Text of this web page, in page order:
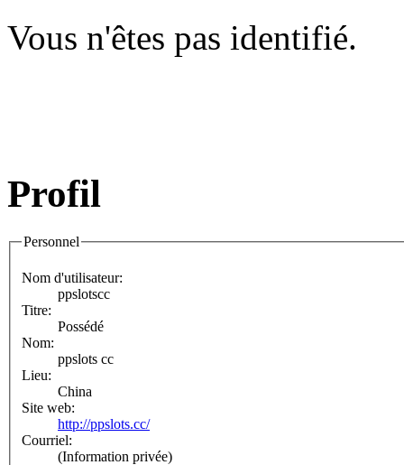
Vous n'êtes pas identifié.
Profil
Personnel
Nom d'utilisateur:
ppslotscc
Titre:
Possédé
Nom:
ppslots cc
Lieu:
China
Site web:
http://ppslots.cc/
Courriel:
(Information privée)